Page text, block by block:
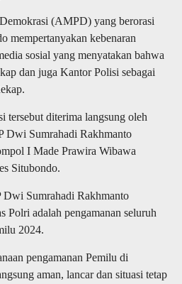
(AMPD) yang berorasi
mempertanyakan kebenaran
sosial yang menyatakan bahwa
dan juga Kantor Polisi sebagai
tersebut diterima langsung oleh
Dwi Sumrahadi Rakhmanto
I Made Prawira Wibawa
Situbondo.
Sumrahadi Rakhmanto
Polri adalah pengamanan seluruh
2024.
pengamanan Pemilu di
aman, lancar dan situasi tetap